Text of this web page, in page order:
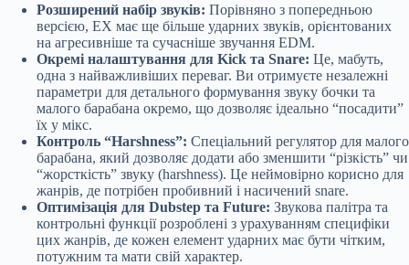
Розширений набір звуків: Порівняно з попередньою
версією, EX має ще більше ударних звуків, орієнтованих
на агресивніше та сучасніше звучання EDM.
Окремі налаштування для Kick та Snare: Це, мабуть,
одна з найважливіших переваг. Ви отримуєте незалежні
параметри для детального формування звуку бочки та
малого барабана окремо, що дозволяє ідеально “посадити”
їх у мікс.
Контроль “Harshness”: Спеціальний регулятор для малого
барабана, який дозволяє додати або зменшити “різкість” чи
“жорсткість” звуку (harshness). Це неймовірно корисно для
жанрів, де потрібен пробивний і насичений snare.
Оптимізація для Dubstep та Future: Звукова палітра та
контрольні функції розроблені з урахуванням специфіки
цих жанрів, де кожен елемент ударних має бути чітким,
потужним та мати свій характер.